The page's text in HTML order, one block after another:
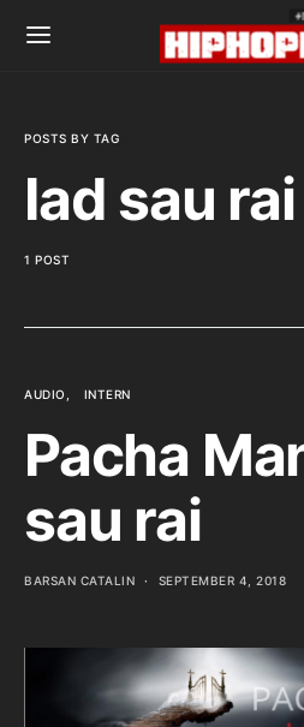
POSTS BY TAG
Iad sau rai
1 POST
AUDIO INTERN
Pacha
sau rai
BARSAN CATALIN SEPTEMBER 4, 2018